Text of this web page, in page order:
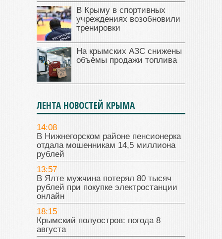
В Крыму в спортивных
учреждениях возобновили
тренировки
На крымских АЗС снижены
объёмы продажи топлива
ЛЕНТА НОВОСТЕЙ КРЫМА
14:08
В Нижнегорском районе пенсионерка
отдала мошенникам 14,5 миллиона
рублей
13:57
В Ялте мужчина потерял 80 тысяч
рублей при покупке электростанции
онлайн
18:15
Крымский полуостров: погода 8
августа